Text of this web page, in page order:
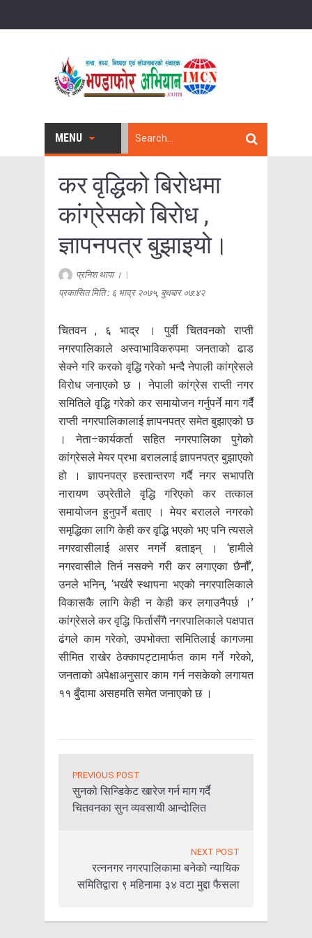
MENU
कर वृद्धिको बिरोधमा
कांग्रेसको बिरोध ,
ज्ञापनपत्र बुझाइयो।
प्रनिश थापा । |
प्रकासित मिति : ६ भाद्र २०७५, बुधबार ०७:४२
चितवन , ६ भाद्र । पुर्वी चितवनको राप्ती
नगरपालिकाले अस्वाभाविकरुपमा जनताको ढाड
सेक्ने गरि करको वृद्धि गरेको भन्दै नेपाली कांग्रेसले
विरोध जनाएको छ । नेपाली कांग्रेस राप्ती नगर
समितिले वृद्धि गरेको कर समायोजन गर्नुपर्ने माग गर्दैै
राप्ती नगरपालिकालाई ज्ञापनपत्र समेत बुझाएको छ
। नेता÷कार्यकर्ता सहित नगरपालिका पुगेको
कांग्रेसले मेयर प्रभा बराललाई ज्ञापनपत्र बुझाएको
हो । ज्ञापनपत्र हस्तान्तरण गर्दै नगर सभापति
नारायण उप्रेतीले वृद्धि गरिएको कर तत्काल
समायोजन हुनुपर्ने बताए । मेयर बरालले नगरको
समृद्धिका लागि केही कर वृद्धि भएको भए पनि त्यसले
नगरवासीलाई असर नगर्ने बताइन् । ‘हामीले
नगरवासीले तिर्न नसक्ने गरी कर लगाएका छैनौँ’,
उनले भनिन्, ‘भर्खरै स्थापना भएको नगरपालिकाले
विकासकै लागि केही न केही कर लगाउनैपर्छ ।’
कांग्रेसले कर वृद्धि फिर्तासँगै नगरपालिकाले पक्षपात
ढंगले काम गरेको, उपभोक्ता समितिलाई कागजमा
सीमित राखेर ठेक्कापट्टामार्फत काम गर्ने गरेको,
जनताको अपेक्षाअनुसार काम गर्न नसकेको लगायत
११ बुँदामा असहमति समेत जनाएको छ ।
PREVIOUS POST
सुनको सिन्डिकेट खारेज गर्न माग गर्दै
चितवनका सुन व्यवसायी आन्दोलित
NEXT POST
रत्ननगर नगरपालिकामा बनेको न्यायिक
समितिद्वारा ९ महिनामा ३४ वटा मुद्दा फैसला